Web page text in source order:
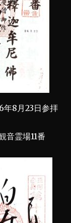
8月23日参拝
音霊場11番